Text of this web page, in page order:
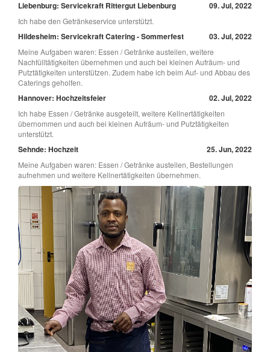
Liebenburg: Servicekraft Rittergut Liebenburg 09. Jul, 2022
Ich habe den Getränkeservice unterstützt.
Hildesheim: Servicekraft Catering - Sommerfest 03. Jul, 2022
Meine Aufgaben waren: Essen / Getränke austeilen, weitere
Nachfülltätigkeiten übernehmen und auch bei kleinen Aufräum- und
Putztätigkeiten unterstützen. Zudem habe ich beim Auf- und Abbau des
Caterings geholfen.
Hannover: Hochzeitsfeier 02. Jul, 2022
Ich habe Essen / Getränke ausgeteilt, weitere Kellnertätigkeiten
übernommen und auch bei kleinen Aufräum- und Putztätigkeiten
unterstützt.
Sehnde: Hochzeit 25. Jun, 2022
Meine Aufgaben waren: Essen / Getränke austeilen, Bestellungen
aufnehmen und weitere Kellnertätigkeiten übernehmen.